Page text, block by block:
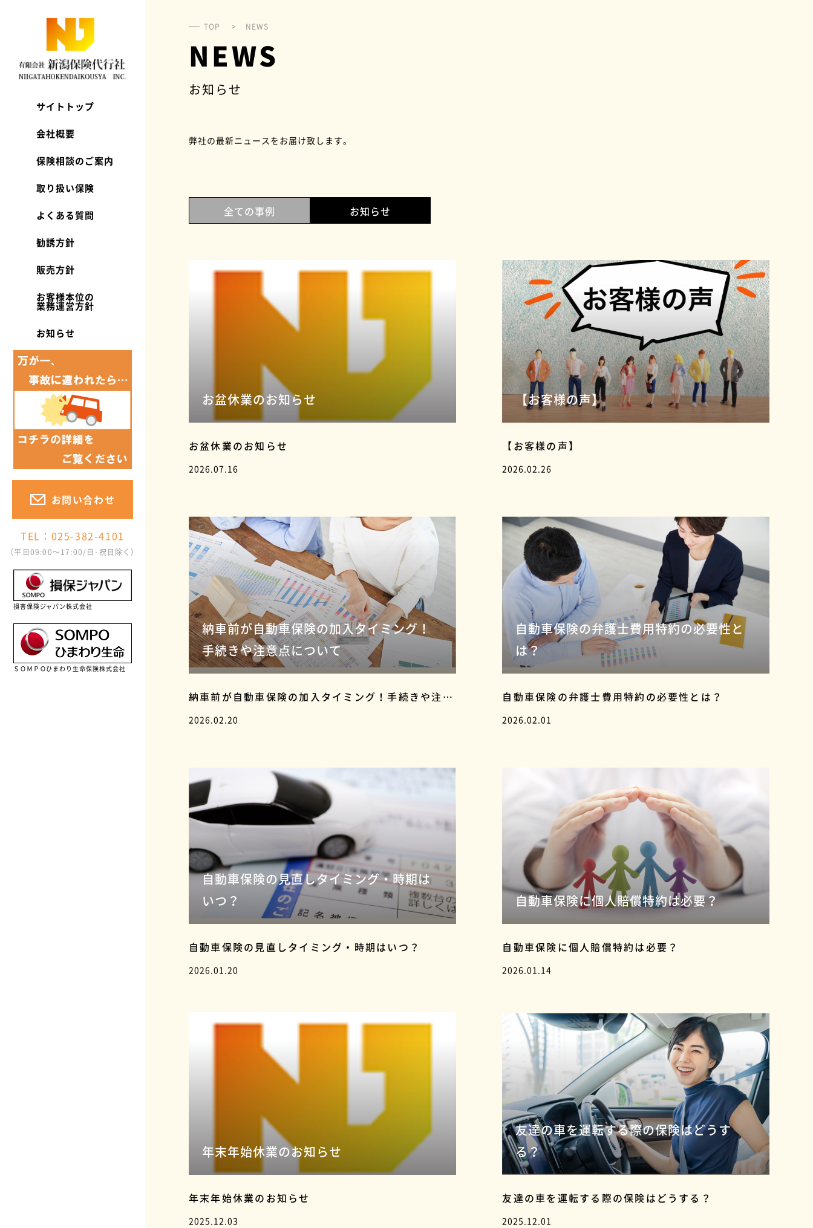
有限会社 新潟保険代行社
サイトトップ
会社概要
保険相談のご案内
取り扱い保険
よくある質問
勧誘方針
販売方針
お客様本位の
業務運営方針
お知らせ
お問い合わせ
TEL：025-382-4101
（平日09:00〜17:00/日･祝日除く）
損害保険ジャパン株式会社
ＳＯＭＰＯひまわり生命保険株式会社
TOP NEWS
NEWS
お知らせ
弊社の最新ニュースをお届け致します。
全ての事例 お知らせ
お盆休業のお知らせ
お盆休業のお知らせ
2026.07.16
【お客様の声】
【お客様の声】
2026.02.26
納車前が自動車保険の加入タイミング！
手続きや注意点について
納車前が自動車保険の加入タイミング！手続きや注意
点について
2026.02.20
自動車保険の弁護士費用特約の必要性と
は？
自動車保険の弁護士費用特約の必要性とは？
2026.02.01
自動車保険の見直しタイミング・時期は
いつ？
自動車保険の見直しタイミング・時期はいつ？
2026.01.20
自動車保険に個人賠償特約は必要？
自動車保険に個人賠償特約は必要？
2026.01.14
年末年始休業のお知らせ
年末年始休業のお知らせ
2025.12.03
友達の車を運転する際の保険はどうす
る？
友達の車を運転する際の保険はどうする？
2025.12.01